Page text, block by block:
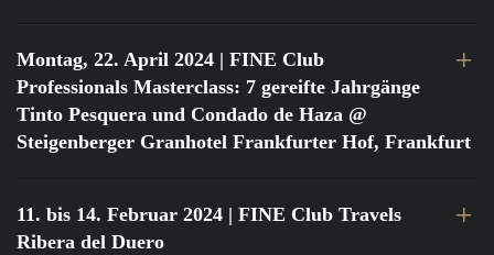
Montag, 22. April 2024 | FINE Club
Professionals Masterclass: 7 gereifte Jahrgänge
Tinto Pesquera und Condado de Haza @
Steigenberger Granhotel Frankfurter Hof, Frankfurt
11. bis 14. Februar 2024 | FINE Club Travels
Ribera del Duero